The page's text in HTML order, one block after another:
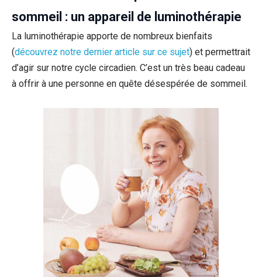
sommeil : un appareil de luminothérapie
La luminothérapie apporte de nombreux bienfaits
(découvrez notre dernier article sur ce sujet) et permettrait
d’agir sur notre cycle circadien. C’est un très beau cadeau
à offrir à une personne en quête désespérée de sommeil.